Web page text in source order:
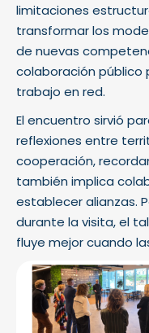
limitaciones
transformar los
de nuevas
colaboración público
trabajo en red.
El encuentro sirvió
reflexiones entre
cooperación,
también implica
establecer alianzas.
durante la visita, el
fluye mejor cuando